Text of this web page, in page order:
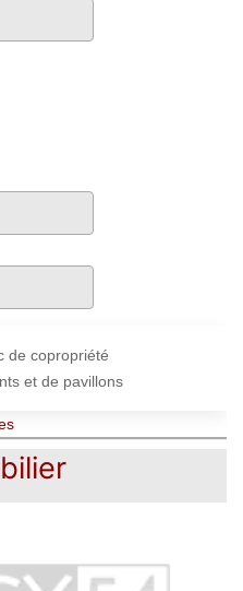
de copropriété
et de pavillons